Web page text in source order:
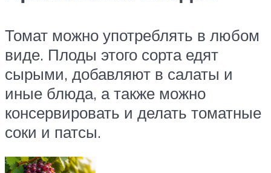
Томат можно употреблять в любом
виде. Плоды этого сорта едят
сырыми, добавляют в салаты и
иные блюда, а также можно
консервировать и делать томатные
соки и патсы.